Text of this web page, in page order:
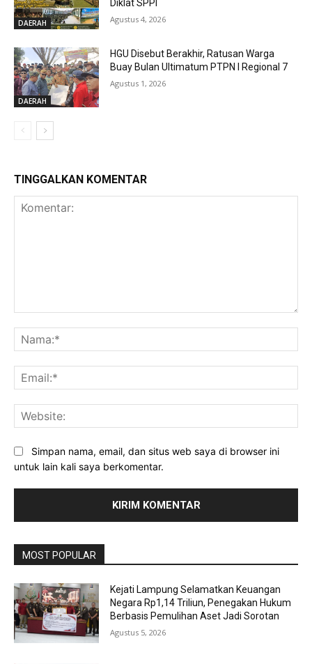
DAERAH
Diklat SPPI
Agustus 4, 2026
DAERAH
HGU Disebut Berakhir, Ratusan Warga
Buay Bulan Ultimatum PTPN I Regional 7
Agustus 1, 2026
TINGGALKAN KOMENTAR
Simpan nama, email, dan situs web saya di browser ini
untuk lain kali saya berkomentar.
MOST POPULAR
Kejati Lampung Selamatkan Keuangan
Negara Rp1,14 Triliun, Penegakan Hukum
Berbasis Pemulihan Aset Jadi Sorotan
Agustus 5, 2026